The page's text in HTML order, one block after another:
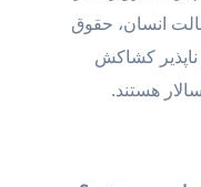
انسان، حقوق
ناپذیر کشاکش
هستند.